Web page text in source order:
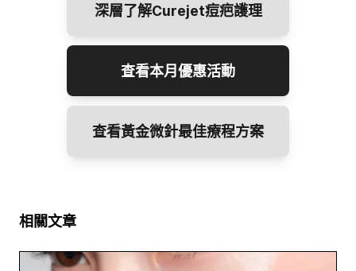
深層了解Curejet痘疤護理
查看本月優惠活動
查看黃金微針最佳療程方案
相關文章